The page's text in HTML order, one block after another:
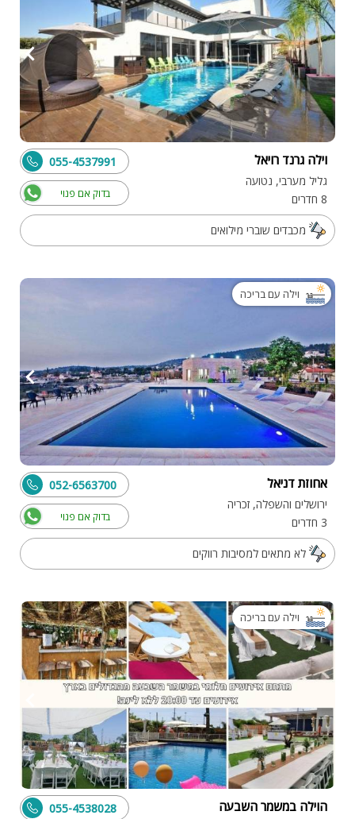
וילה גרנד רויאל
גליל מערבי, נטועה
8 חדרים
בדוק אם פנוי
055-4537991
מכבדים שוברי מילואים
וילה עם בריכה
אחוזת דניאל
ירושלים והשפלה, זכריה
3 חדרים
בדוק אם פנוי
052-6563700
לא מתאים למסיבות רווקים
וילה עם בריכה
הוילה במשמר השבעה 055-4538028